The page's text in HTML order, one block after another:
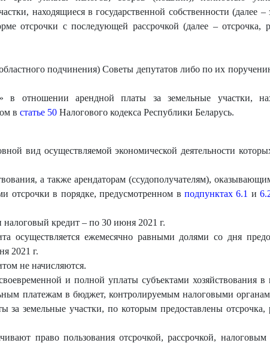
находящиеся в государственной собственности (далее –
отсрочки с последующей рассрочкой (далее – отсрочка,
подчинения) Советы депутатов либо по их
отношении арендной платы за земельные участки,
в статье 50 Налогового кодекса Республики Беларусь.
вид осуществляемой экономической деятельности
а также арендаторам (ссудополучателям),
отсрочки в порядке, предусмотренном в подпунктах 6.1 и
налоговый кредит – по 30 июня 2021 г.
осуществляется ежемесячно равными долями со дня
2021 г.
не начисляются.
и полной уплаты субъектами хозяйствования в
платежам в бюджет, контролируемым налоговыми
земельные участки, по которым предоставлены отсрочка,
право пользования отсрочкой, рассрочкой, налоговым